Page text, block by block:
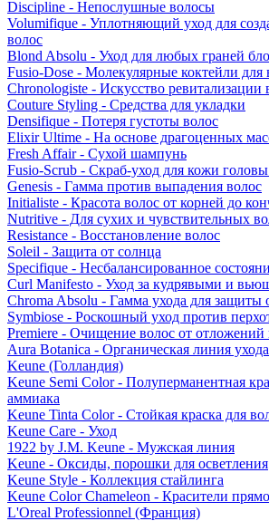
Discipline - Непослушные волосы
Volumifique - Уплотняющий уход для
волос
Blond Absolu - Уход для любых граней
Fusio-Dose - Молекулярные коктейли для
Chronologiste - Искусство ревитализации
Couture Styling - Средства для укладки
Densifique - Потеря густоты волос
Elixir Ultime - На основе драгоценных
Fresh Affair - Сухой шампунь
Fusio-Scrub - Скраб-уход для кожи
Genesis - Гамма против выпадения волос
Initialiste - Красота волос от корней до
Nutritive - Для сухих и чувствительных
Resistance - Восстановление волос
Soleil - Защита от солнца
Specifique - Несбалансированное
Curl Manifesto - Уход за кудрявыми и
Chroma Absolu - Гамма ухода для
Symbiose - Роскошный уход против
Premiere - Очищение волос от отложений
Aura Botanica - Органическая линия ухода
Keune (Голландия)
Keune Semi Color - Полуперманентная
аммиака
Keune Tinta Color - Стойкая краска для
Keune Care - Уход
1922 by J.M. Keune - Мужская линия
Keune - Оксиды, порошки для осветления
Keune Style - Коллекция стайлинга
Keune Color Chameleon - Красители
L'Oreal Professionnel (Франция)